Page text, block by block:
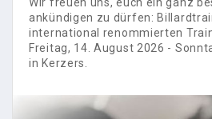
ankündigen zu dürfen:
international renommierten
Freitag, 14. August 2026 -
in Kerzers.